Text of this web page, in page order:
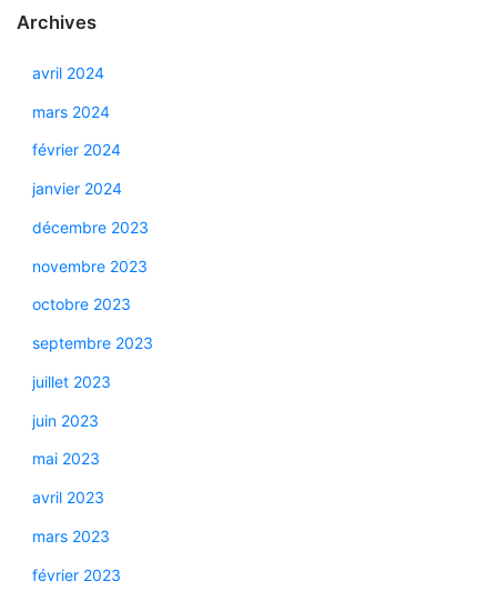
Archives
avril 2024
mars 2024
février 2024
janvier 2024
décembre 2023
novembre 2023
octobre 2023
septembre 2023
juillet 2023
juin 2023
mai 2023
avril 2023
mars 2023
février 2023